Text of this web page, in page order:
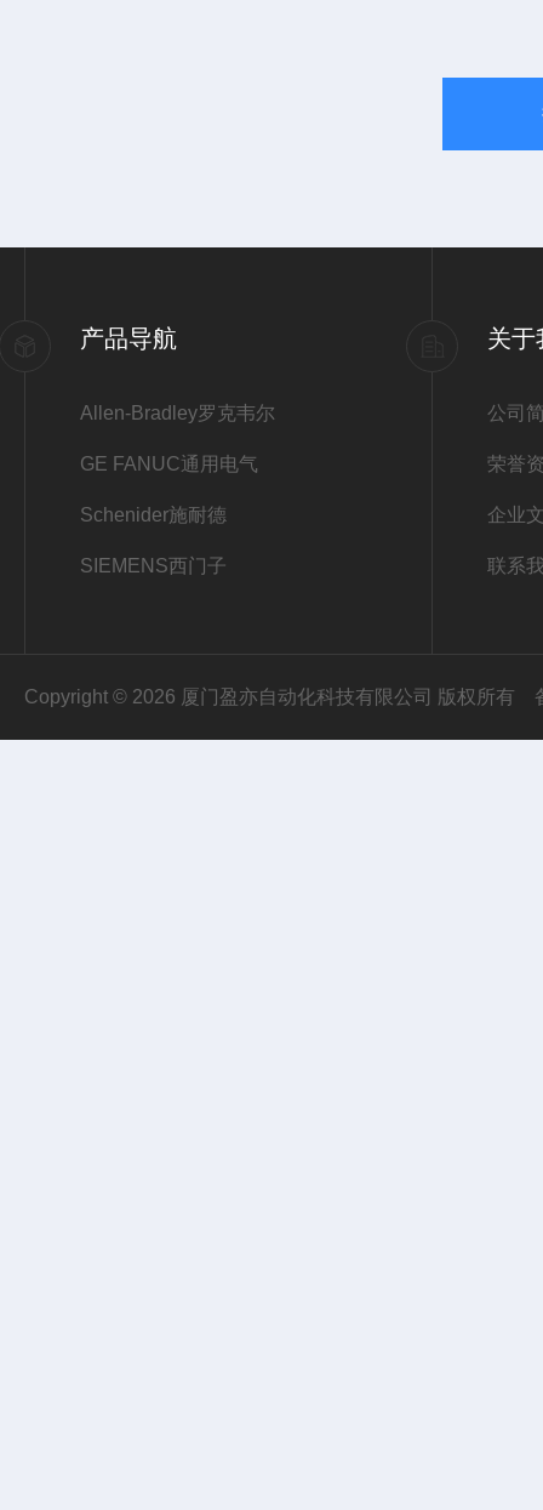
产品导航
Allen-Bradley罗克韦尔
GE FANUC通用电气
Schenider施耐德
SIEMENS西门子
关于
公司
荣誉
企业
联系
Copyright © 2026 厦门盈亦自动化科技有限公司 版权所有